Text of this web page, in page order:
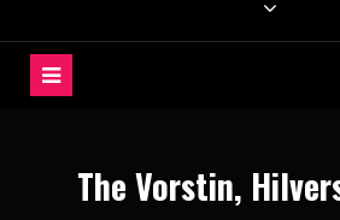
The Vorstin,